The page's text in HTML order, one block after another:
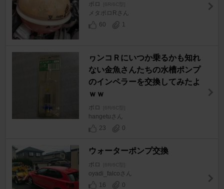
ポロ [6R/6C型]
メタポロRさん
60
1
ヮンコＲにいつか乗るかも知れ
ない金魚さんたちの水槽ポンプ
のインペラーを交換してみたよ
ｗｗ
ポロ [6R/6C型]
hangetuさん
23
0
ウォーターポンプ交換
ポロ [6R/6C型]
oyadi_falcoさん
16
0